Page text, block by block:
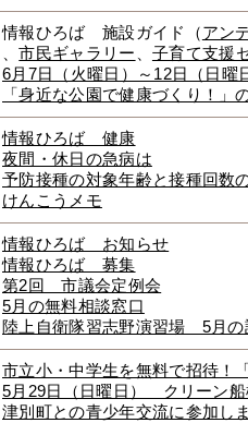
情報ひろば 施設ガイド（アン
、市民ギャラリー 、 子育て支援
6月7日（火曜日）～12日（日
「身近な公園で健康づくり！」
情報ひろば 健康
夜間・休日の急病は
予防接種の対象年齢と接種回数
けんこうメモ
情報ひろば お知らせ
情報ひろば 募集
第2回 市議会定例会
5月の無料相談窓口
陸上自衛隊習志野演習場 5月の
市立小・中学生を無料で招待！
5月29日（日曜日） クリーン船
津別町との青少年交流に参加し